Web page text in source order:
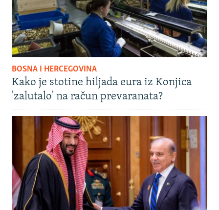
BOSNA I HERCEGOVINA
Kako je stotine hiljada eura iz Konjica
'zalutalo' na račun prevaranata?